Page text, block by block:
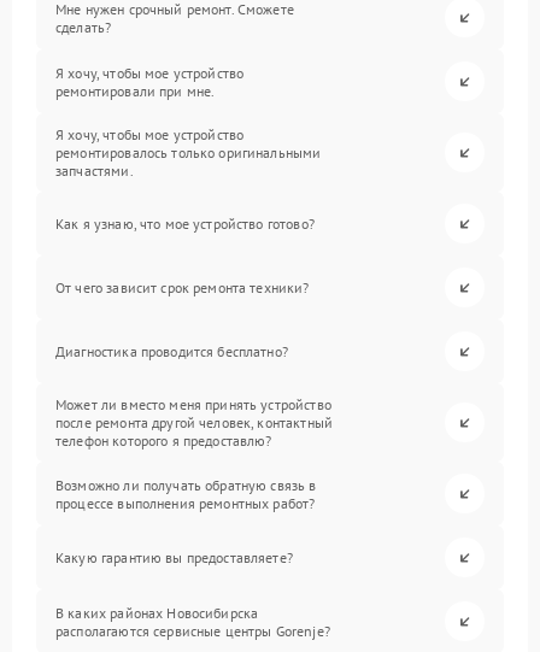
Мне нужен срочный ремонт. Сможете
сделать?
Я хочу, чтобы мое устройство
ремонтировали при мне.
Я хочу, чтобы мое устройство
ремонтировалось только оригинальными
запчастями.
Как я узнаю, что мое устройство готово?
От чего зависит срок ремонта техники?
Диагностика проводится бесплатно?
Может ли вместо меня принять устройство
после ремонта другой человек, контактный
телефон которого я предоставлю?
Возможно ли получать обратную связь в
процессе выполнения ремонтных работ?
Какую гарантию вы предоставляете?
В каких районах Новосибирска
располагаются сервисные центры Gorenje?